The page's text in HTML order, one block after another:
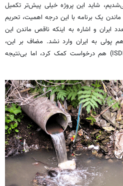
شاید این پروژه خیلی پیش‌تر تکمیل
یک برنامه با این درجه اهمیت، تحریم
ایران و اشاره به اینکه ناقص ماندن این
پولی به ایران وارد نشد. مضاف بر این،
کشور ما از بانک توسعه اسلامی (ISDB) هم درخواست کمک کرد، اما بی‌نتیجه